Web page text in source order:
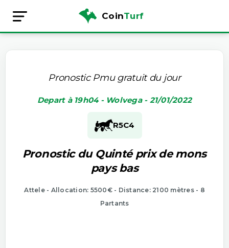
CoinTurf
Pronostic Pmu gratuit du jour
Depart à 19h04 - Wolvega - 21/01/2022
R5C4
Pronostic du Quinté prix de mons
pays bas
Attele - Allocation: 5500€ - Distance: 2100 mètres - 8
Partants